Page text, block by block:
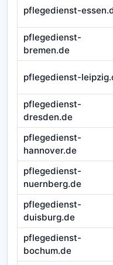
pflegedienst-
pflegedienst-
bremen.de
pflegedienst-
pflegedienst-
dresden.de
pflegedienst-
hannover.de
pflegedienst-
nuernberg.de
pflegedienst-
duisburg.de
pflegedienst-
bochum.de